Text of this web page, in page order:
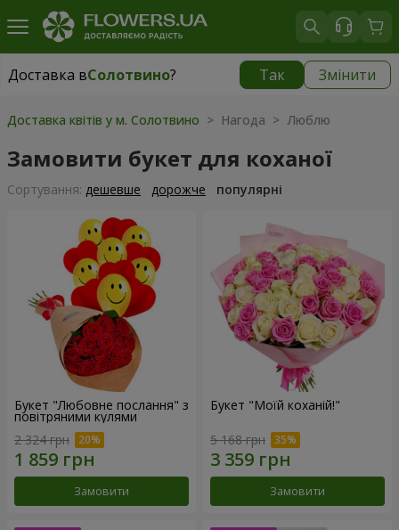
Доставка вСолотвино? Так Змінити
Доставка вСолотвино|
Доставка квітів у м. Солотвино > Нагода > Люблю
Замовити букет для коханої
Сортування: дешевше дорожче популярні
Букет "Любовне послання" з
повітряними кулями
2 324 грн
Замовити
Букет "Моїй коханій!"
5 168 грн
Замовити